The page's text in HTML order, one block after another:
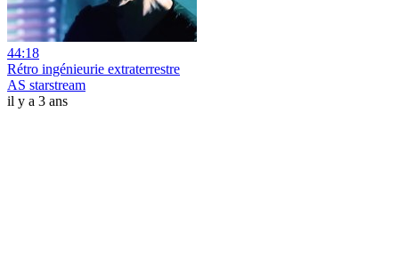
44:18
Rétro ingénieurie extraterrestre
AS starstream
il y a 3 ans